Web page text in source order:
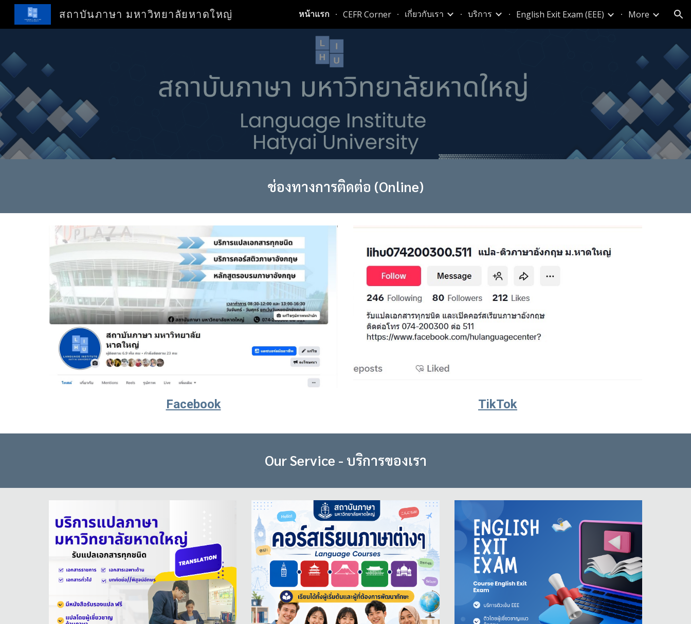
Skip to main content Skip to navigation
สถาบันภาษา มหาวิทยาลัยหาดใหญ่ หน้าแรก CEFR Corner เกี่ยวกับเรา บริการ English Exit Exam (EEE) More
ช่องทางการติดต่อ (Online)
Facebook TikTok
Our Service - บริการของเรา